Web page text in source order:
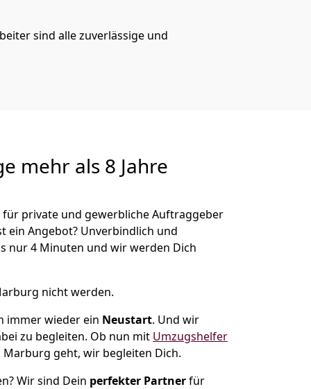
sind alle zuverlässige und
mehr als 8 Jahre
private und gewerbliche Auftraggeber
ein Angebot? Unverbindlich und
nur 4 Minuten und wir werden Dich
nicht werden.
immer wieder ein Neustart. Und wir
zu begleiten. Ob nun mit Umzugshelfer
geht, wir begleiten Dich.
Wir sind Dein perfekter Partnerfür